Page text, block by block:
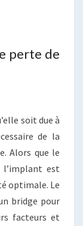
perte de
soit due à
de la
Alors que le
l’implant est
optimale. Le
bridge pour
facteurs et